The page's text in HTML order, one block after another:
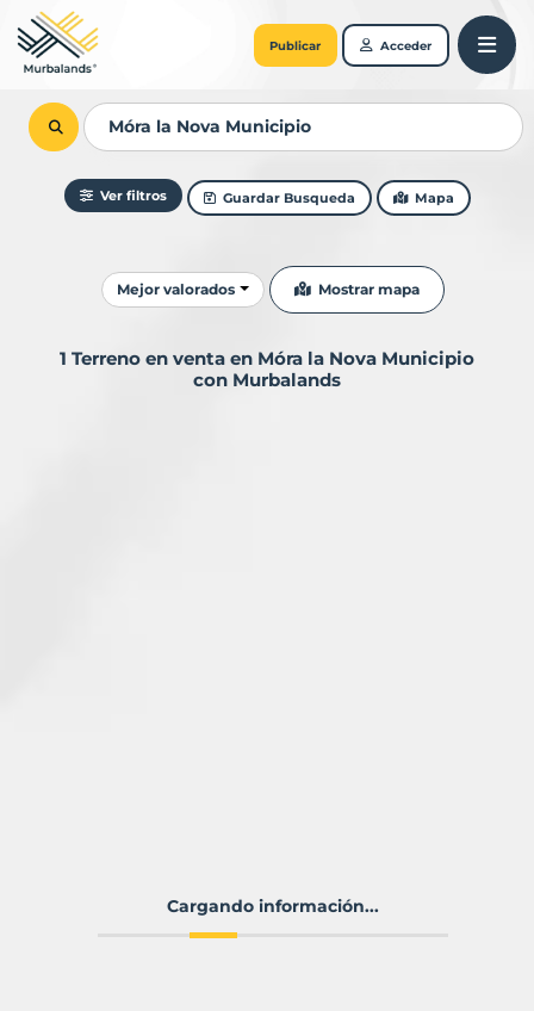
Publicar Acceder
Ver filtros Guardar Busqueda Mapa
Ordenar resultados
Mejor valorados Mostrar mapa
1 Terreno en venta en Móra la Nova Municipio
con Murbalands
Cargando información...